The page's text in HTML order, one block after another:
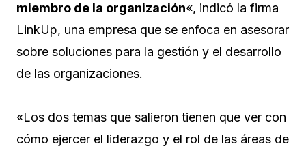
miembro de la organización«, indicó la firma
LinkUp, una empresa que se enfoca en asesorar
sobre soluciones para la gestión y el desarrollo
de las organizaciones.
«Los dos temas que salieron tienen que ver con
cómo ejercer el liderazgo y el rol de las áreas de